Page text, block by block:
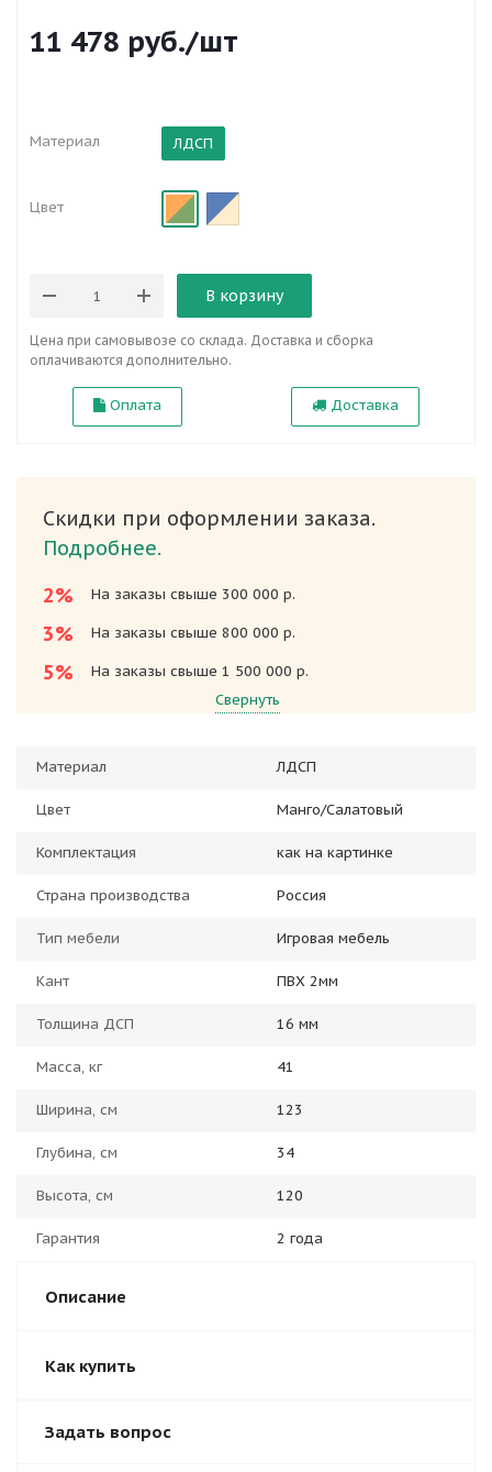
11 478 руб./шт
Материал ЛДСП
Цвет
В корзину
Цена при самовывозе со склада. Доставка и сборка
оплачиваются дополнительно.
Оплата Доставка
Скидки при оформлении заказа.
Подробнее.
2%
На заказы свыше 300 000 р.
3% На заказы свыше 800 000 р.
5%
На заказы свыше 1 500 000 р.
Свернуть
Материал ЛДСП
Цвет Манго/Салатовый
Комплектация как на картинке
Страна производства Россия
Тип мебели Игровая мебель
Кант ПВХ 2мм
Толщина ДСП 16 мм
Масса, кг 41
Ширина, см 123
Глубина, см 34
Высота, см 120
Гарантия 2 года
Описание
Как купить
Задать вопрос